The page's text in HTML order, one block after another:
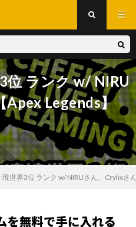
位 ランク w/ NIRU
Apex Legends】
現世界3位 ランク w/ NIRUさん、Crylixさ